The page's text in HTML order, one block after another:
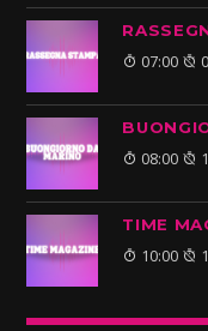
07:00
08:00
TIME
10:00